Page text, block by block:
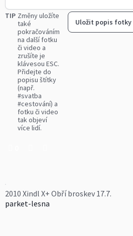
TIP Změny uložíte
také
pokračováním
na další fotku
či video a
zrušíte je
klávesou ESC.
Přidejte do
popisu štítky
(např.
#svatba
#cestování) a
fotku či video
tak objeví
více lidí.
Uložit popis fotky
2010 Xindl X+ Obří broskev 17.7.
parket-lesna